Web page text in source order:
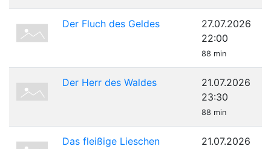
Der Fluch des Geldes
27.07.2026
22:00
88 min
Der Herr des Waldes
21.07.2026
23:30
88 min
Das fleißige Lieschen
21.07.2026